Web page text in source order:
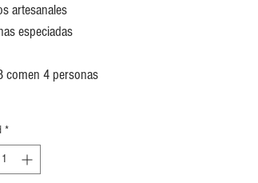
artesanales
especiadas
comen 4 personas
*